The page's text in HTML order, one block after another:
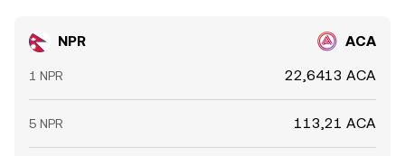
NPR ACA
1 NPR 22,6413 ACA
5 NPR 113,21 ACA